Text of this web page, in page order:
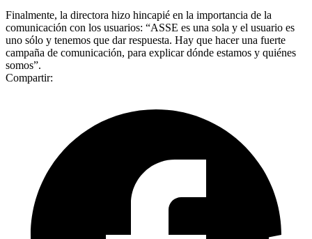
Finalmente, la directora hizo hincapié en la importancia de la
comunicación con los usuarios: “ASSE es una sola y el usuario es
uno sólo y tenemos que dar respuesta. Hay que hacer una fuerte
campaña de comunicación, para explicar dónde estamos y quiénes
somos”.
Compartir: